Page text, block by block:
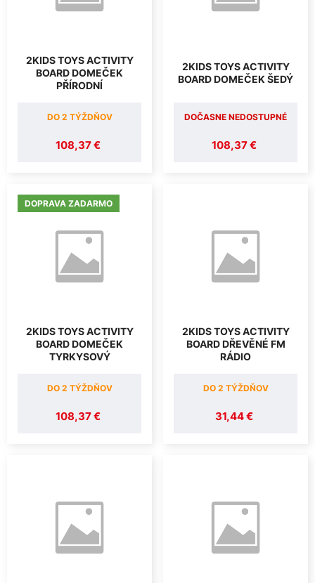
2KIDS TOYS ACTIVITY
BOARD DOMEČEK
PŘÍRODNÍ
108,37 €
DO 2 TÝŽDŇOV
2KIDS TOYS ACTIVITY
BOARD DOMEČEK ŠEDÝ
108,37 €
DOČASNE NEDOSTUPNÉ
DOPRAVA ZADARMO
2KIDS TOYS ACTIVITY
BOARD DOMEČEK
TYRKYSOVÝ
108,37 €
DO 2 TÝŽDŇOV
2KIDS TOYS ACTIVITY
BOARD DŘEVĚNÉ FM
RÁDIO
31,44 €
DO 2 TÝŽDŇOV